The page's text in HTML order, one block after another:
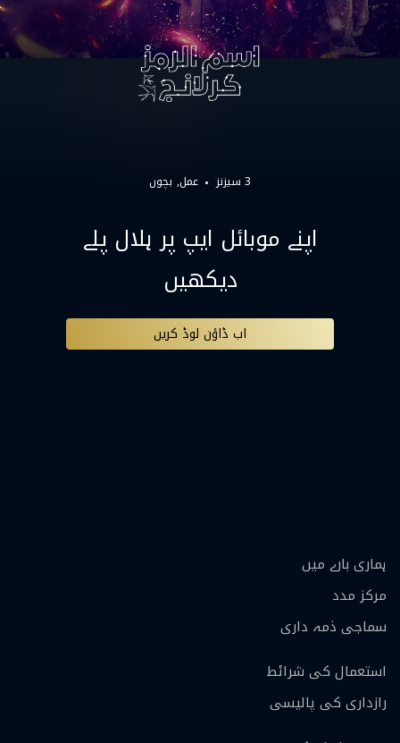
3 سیزنز عمل بچوں
اپنے موبائل ایپ پر ہلال پلے
دیکھیں
اب ڈاؤن لوڈ کریں
ہماری بارے ميں
مرکز مدد
سماجی ذمہ داری
استعمال کی شرائط
رازداری کی پالیسی